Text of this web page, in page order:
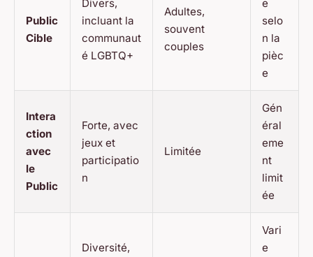
Public
Cible
Divers,
incluant la
communaut
é LGBTQ+
Adultes,
souvent
couples
e
selo
n la
pièc
e
Intera
ction
avec
le
Public
Forte, avec
jeux et
participatio
n
Limitée
Gén
éral
eme
nt
limit
ée
Diversité,
Vari
e